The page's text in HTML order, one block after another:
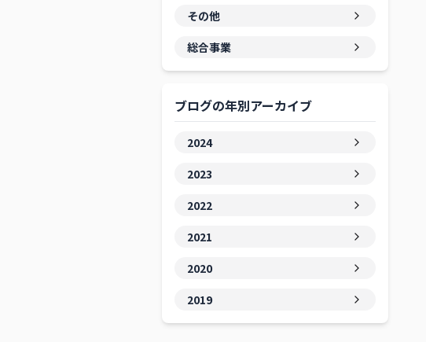
その他
総合事業
ブログの年別アーカイブ
2024
2023
2022
2021
2020
2019